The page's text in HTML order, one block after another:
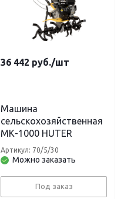
36 442 руб./шт
Машина
сельскохозяйственная
МК-1000 HUTER
Можно заказать
Артикул: 70/5/30
Под заказ